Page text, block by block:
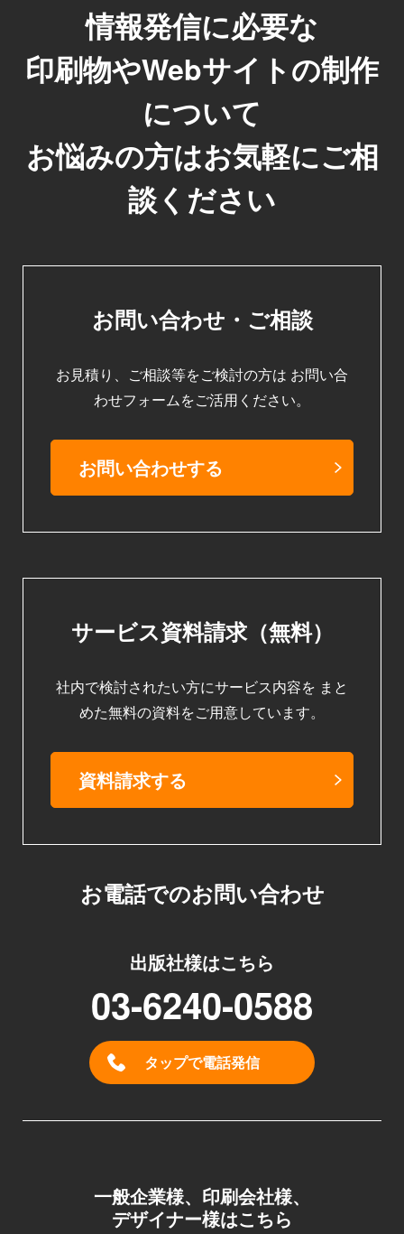
情報発信に必要な
印刷物やWebサイトの制作
について
お悩みの方はお気軽にご相
談ください
お問い合わせ・ご相談
お見積り、ご相談等をご検討の方は お問い合
わせフォームをご活用ください。
お問い合わせする
サービス資料請求（無料）
社内で検討されたい方にサービス内容を まと
めた無料の資料をご用意しています。
資料請求する
お電話でのお問い合わせ
出版社様はこちら
03-6240-0588
タップで電話発信
一般企業様、印刷会社様、
デザイナー様はこちら